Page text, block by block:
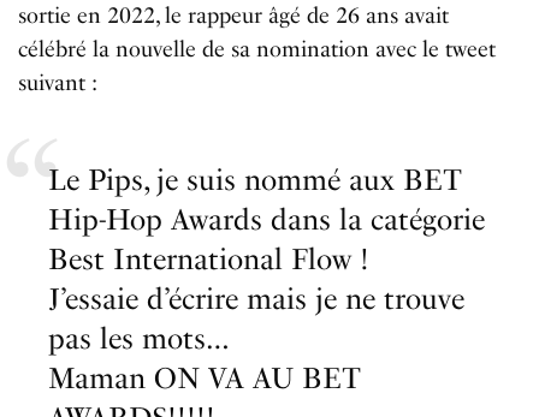
sortie en 2022, le rappeur âgé de 26 ans avait
célébré la nouvelle de sa nomination avec le tweet
suivant :
Le Pips, je suis nommé aux BET
Hip-Hop Awards dans la catégorie
Best International Flow !
J’essaie d’écrire mais je ne trouve
pas les mots…
Maman ON VA AU BET